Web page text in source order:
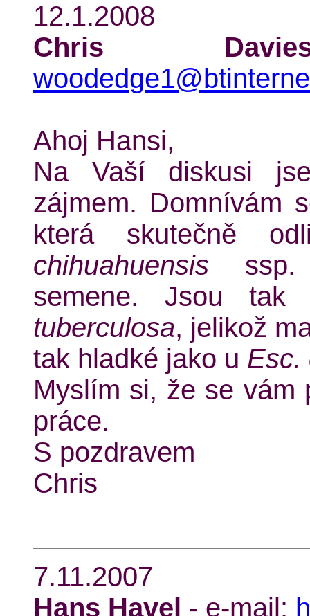
12.1.2008
Chris
Ahoj Hansi,
Na Vaší diskusi
zájmem. Domnívám
která skutečně
chihuahuensis
semene. Jsou tak
tuberculosa, jelikož
tak hladké jako u Esc.
Myslím si, že se vám
práce.
S pozdravem
Chris
7.11.2007
Hans Havel - e-mail: